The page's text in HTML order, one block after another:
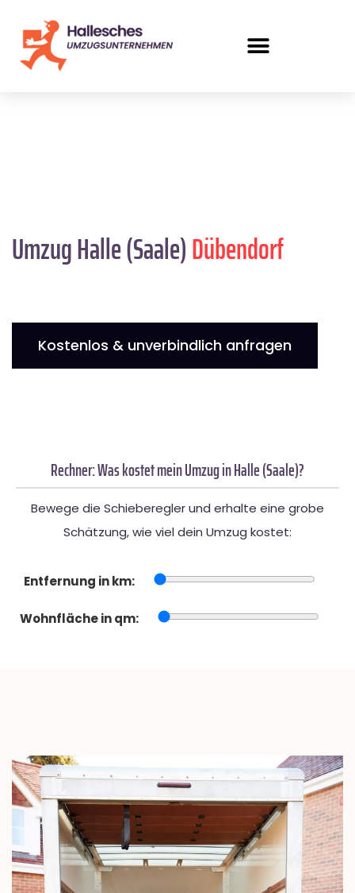
Umzug Halle (Saale)Dübendorf
Kostenlos & unverbindlich anfragen
Rechner: Was kostet mein Umzug in Halle (Saale)?
Bewege die Schieberegler und erhalte eine grobe
Schätzung, wie viel dein Umzug kostet:
Entfernung in km:
Wohnfläche in qm: